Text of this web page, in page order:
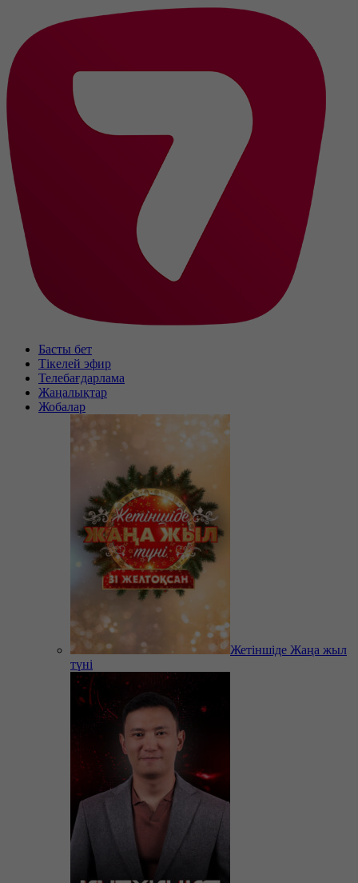
Басты бет
Тікелей эфир
Телебағдарлама
Жаңалықтар
Жобалар
Жетіншіде Жаңа жыл
түні